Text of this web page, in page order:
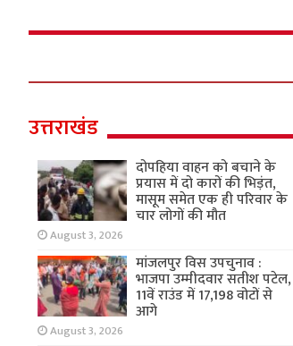
उत्तराखंड
दोपहिया वाहन को बचाने के
प्रयास में दो कारों की भिड़ंत,
मासूम समेत एक ही परिवार के
चार लोगों की मौत
August 3, 2026
मांजलपुर विस उपचुनाव :
भाजपा उम्मीदवार सतीश पटेल,
11वें राउंड में 17,198 वोटों से
आगे
August 3, 2026